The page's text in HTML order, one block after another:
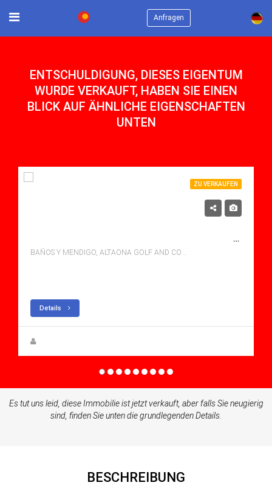
Anfragen ×
ENTSCHULDIGUNG, DIESES EIGENTUM
WURDE VERKAUFT, HABEN SIE EINEN
BLICK AUF ÄHNLICHE EIGENSCHAFTEN
UNTEN
ZU VERKAUFEN
FANTASTISCHE LUXUSVILLA AUF GROSSEM GRUNDSTÜCK
BAÑOS Y MENDIGO, ALTAONA GOLF AND COUNTRY VILLAGE
Details
Es tut uns leid, diese Immobilie ist jetzt verkauft, aber falls Sie neugierig
sind, finden Sie unten die grundlegenden Details.
BESCHREIBUNG